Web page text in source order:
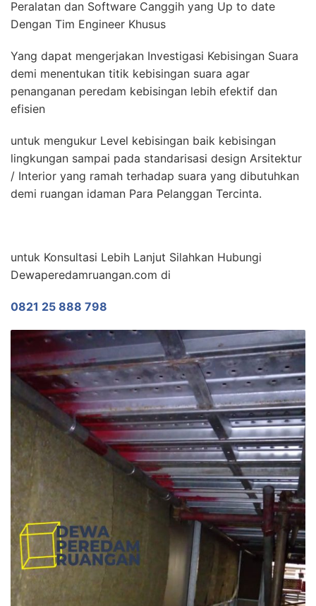
Peralatan dan Software Canggih yang Up to date
Dengan Tim Engineer Khusus
Yang dapat mengerjakan Investigasi Kebisingan Suara
demi menentukan titik kebisingan suara agar
penanganan peredam kebisingan lebih efektif dan
efisien
untuk mengukur Level kebisingan baik kebisingan
lingkungan sampai pada standarisasi design Arsitektur
/ Interior yang ramah terhadap suara yang dibutuhkan
demi ruangan idaman Para Pelanggan Tercinta.
untuk Konsultasi Lebih Lanjut Silahkan Hubungi
Dewaperedamruangan.com di
0821 25 888 798